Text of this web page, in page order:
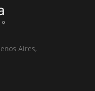
Aires,